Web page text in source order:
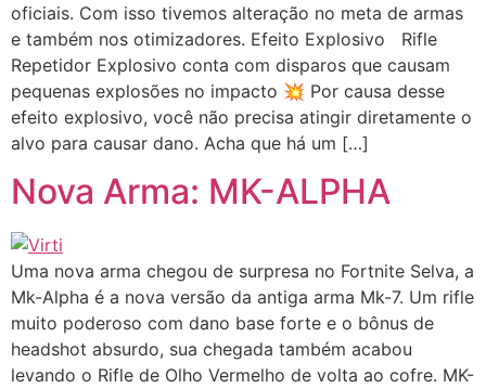
oficiais. Com isso tivemos alteração no meta de armas
e também nos otimizadores. Efeito Explosivo Rifle
Repetidor Explosivo conta com disparos que causam
pequenas explosões no impacto 💥 Por causa desse
efeito explosivo, você não precisa atingir diretamente o
alvo para causar dano. Acha que há um […]
Nova Arma: MK-ALPHA
Uma nova arma chegou de surpresa no Fortnite Selva, a
Mk-Alpha é a nova versão da antiga arma Mk-7. Um rifle
muito poderoso com dano base forte e o bônus de
headshot absurdo, sua chegada também acabou
levando o Rifle de Olho Vermelho de volta ao cofre. MK-